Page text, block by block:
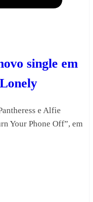
single em
e Alfie
Your Phone Off”, em